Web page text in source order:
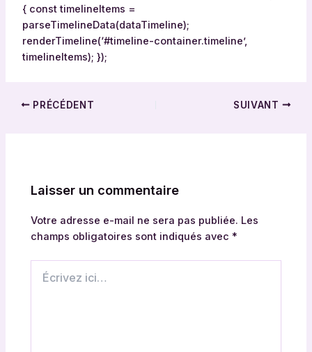
{ const timelineItems =
parseTimelineData(dataTimeline);
renderTimeline(‘#timeline-container.timeline’,
timelineItems); });
PRÉCÉDENT SUIVANT
Laisser un commentaire
Votre adresse e-mail ne sera pas publiée. Les
champs obligatoires sont indiqués avec*
ici…